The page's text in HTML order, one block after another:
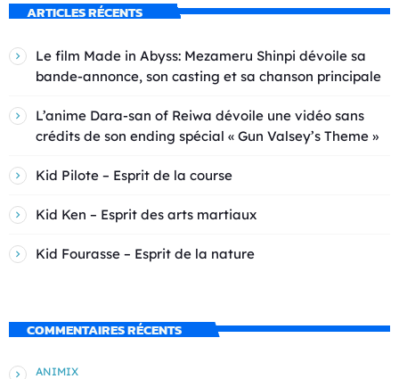
ARTICLES RÉCENTS
Le film Made in Abyss: Mezameru Shinpi dévoile sa
bande-annonce, son casting et sa chanson principale
L’anime Dara-san of Reiwa dévoile une vidéo sans
crédits de son ending spécial « Gun Valsey’s Theme »
Kid Pilote – Esprit de la course
Kid Ken – Esprit des arts martiaux
Kid Fourasse – Esprit de la nature
COMMENTAIRES RÉCENTS
ANIMIX